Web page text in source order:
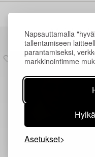
Napsauttamalla
tallentamiseen
parantamiseksi,
markkinointimme
Asetukset
Muiden